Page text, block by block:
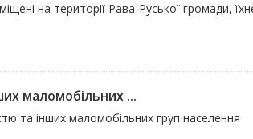
на території Рава-Руської громади,
маломобільних ...
та інших маломобільних груп населення